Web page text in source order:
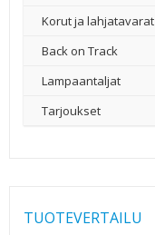
Korut ja lahjatavarat
Back on Track
Lampaantaljat
Tarjoukset
TUOTEVERTAILU